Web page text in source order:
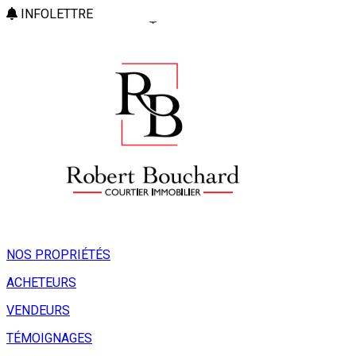
INFOLETTRE
NOS PROPRIÉTÉS
ACHETEURS
VENDEURS
TÉMOIGNAGES